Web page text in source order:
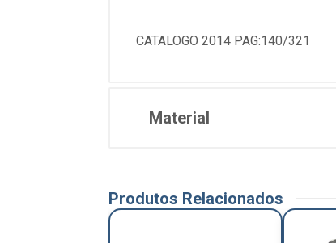
CATALOGO 2014 PAG:140/321
Material
Produtos Relacionados